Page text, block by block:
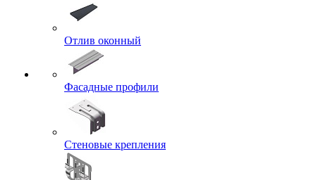
Отлив оконный
Фасадные профили
Стеновые крепления